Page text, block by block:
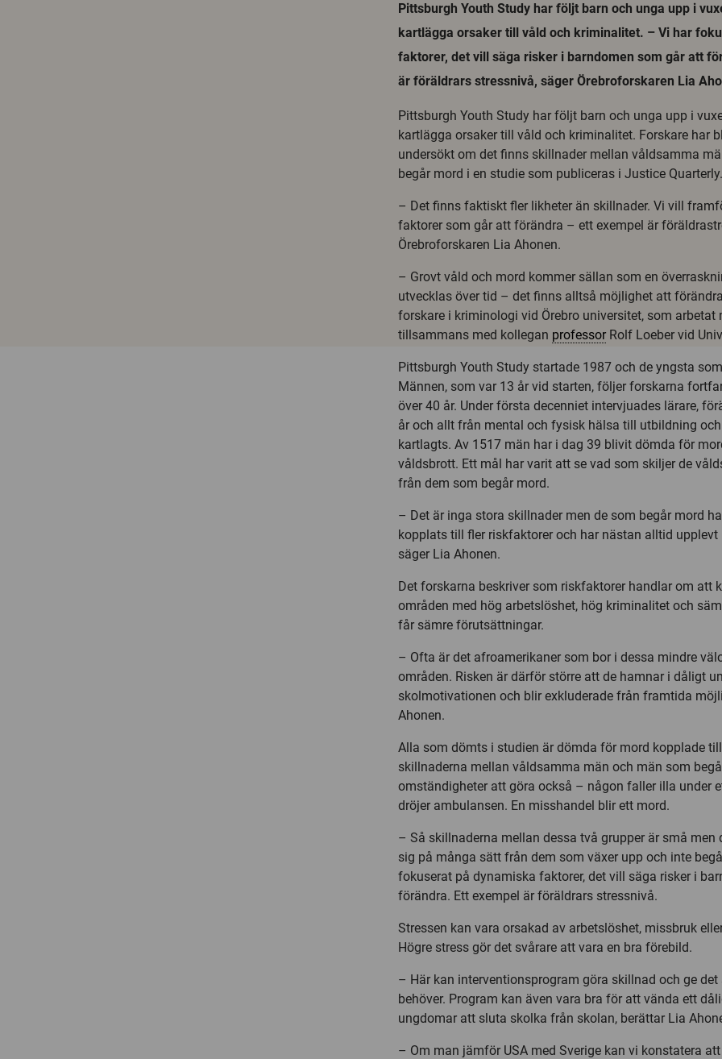
Pittsburgh Youth Study har följt barn och unga upp i
kartlägga orsaker till våld och kriminalitet. – Vi har
faktorer, det vill säga risker i barndomen som går att
är föräldrars stressnivå, säger Örebroforskaren Lia
Pittsburgh Youth Study har följt barn och unga upp i
kartlägga orsaker till våld och kriminalitet. Forskare har
undersökt om det finns skillnader mellan våldsamma
begår mord i en studie som publiceras i Justice Quarterly.
– Det finns faktiskt fler likheter än skillnader. Vi vill
faktorer som går att förändra – ett exempel är
Örebroforskaren Lia Ahonen.
– Grovt våld och mord kommer sällan som en
utvecklas över tid – det finns alltså möjlighet att
forskare i kriminologi vid Örebro universitet, som arbetat
tillsammans med kollegan professorRolf Loeber vid
Pittsburgh Youth Study startade 1987 och de yngsta
Männen, som var 13 år vid starten, följer forskarna
över 40 år. Under första decenniet intervjuades lärare,
år och allt från mental och fysisk hälsa till utbildning
kartlagts. Av 1517 män har i dag 39 blivit dömda för
våldsbrott. Ett mål har varit att se vad som skiljer de
från dem som begår mord.
– Det är inga stora skillnader men de som begår mord
kopplats till fler riskfaktorer och har nästan alltid
säger Lia Ahonen.
Det forskarna beskriver som riskfaktorer handlar om att
områden med hög arbetslöshet, hög kriminalitet och
får sämre förutsättningar.
– Ofta är det afroamerikaner som bor i dessa mindre
områden. Risken är därför större att de hamnar i dåligt
skolmotivationen och blir exkluderade från framtida
Ahonen.
Alla som dömts i studien är dömda för mord kopplade
skillnaderna mellan våldsamma män och män som
omständigheter att göra också – någon faller illa under
dröjer ambulansen. En misshandel blir ett mord.
– Så skillnaderna mellan dessa två grupper är små men
sig på många sätt från dem som växer upp och inte
fokuserat på dynamiska faktorer, det vill säga risker i
förändra. Ett exempel är föräldrars stressnivå.
Stressen kan vara orsakad av arbetslöshet, missbruk
Högre stress gör det svårare att vara en bra förebild.
– Här kan interventionsprogram göra skillnad och ge
behöver. Program kan även vara bra för att vända ett
ungdomar att sluta skolka från skolan, berättar Lia
– Om man jämför USA med Sverige kan vi konstatera